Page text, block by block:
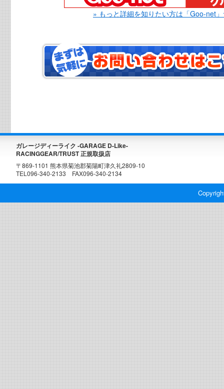
» もっと詳細を知りたい方は「Goo-net
ガレージディーライク -GARAGE D-Like-
RACINGGEAR/TRUST 正規取扱店
〒869-1101 熊本県菊池郡菊陽町津久礼2809-10
TEL096-340-2133 FAX096-340-2134